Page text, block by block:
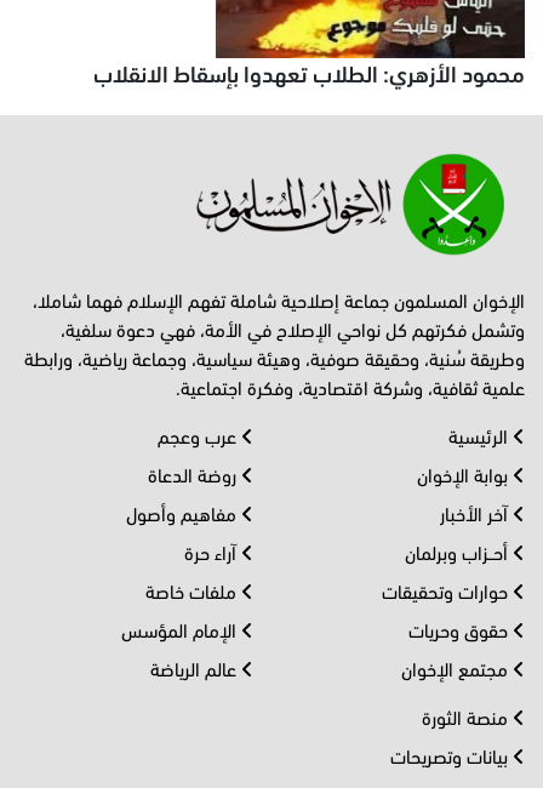
محمود الأزهري: الطلاب تعهدوا بإسقاط الانقلاب
الإخوان المسلمون جماعة إصلاحية شاملة تفهم الإسلام فهما شاملا،
وتشمل فكرتهم كل نواحي الإصلاح في الأمة، فهي دعوة سلفية،
وطريقة سُنية، وحقيقة صوفية، وهيئة سياسية، وجماعة رياضية، ورابطة
علمية ثقافية، وشركة اقتصادية، وفكرة اجتماعية.
الرئيسية
بوابة الإخوان
آخر الأخبار
أحــزاب وبرلمان
حوارات وتحقيقات
حقوق وحريات
مجتمع الإخوان
عرب وعجم
روضة الدعاة
مفاهيم وأصول
آراء حرة
ملفات خاصة
الإمام المؤسس
عالم الرياضة
منصة الثورة
بيانات وتصريحات